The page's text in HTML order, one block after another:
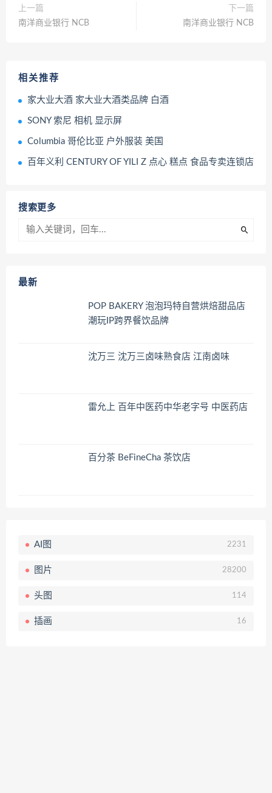
上一篇
南洋商业银行 NCB
下一篇
南洋商业银行 NCB
相关推荐
家大业大酒 家大业大酒类品牌 白酒
SONY 索尼 相机 显示屏
Columbia 哥伦比亚 户外服装 美国
百年义利 CENTURY OF YILI Z 点心 糕点 食品专卖连锁店
搜索更多
最新
POP BAKERY 泡泡玛特自营烘焙甜品店
潮玩IP跨界餐饮品牌
沈万三 沈万三卤味熟食店 江南卤味
雷允上 百年中医药中华老字号 中医药店
百分茶 BeFineCha 茶饮店
AI图 2231
图片 28200
头图 114
插画 16